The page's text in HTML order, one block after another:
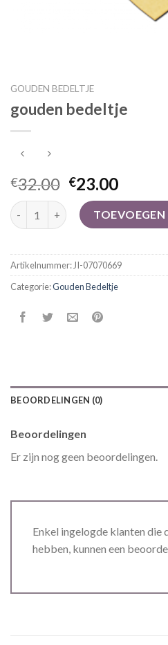
GOUDEN BEDELTJE
gouden bedeltje
€32.00 €23.00
gouden bedeltje aantal
Artikelnummer:JI-07070669
Categorie:Gouden Bedeltje
BEOORDELINGEN (0)
Beoordelingen
Er zijn nog geen beoordelingen.
Enkel ingelogde klanten
hebben, kunnen een